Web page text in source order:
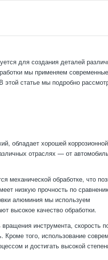
для создания деталей
мы применяем современные
этой статье мы подробно
обладает хорошей коррозионной
отраслях — от
механической обработке, что
низкую прочность по
алюминия мы используем
высокое качество обработки.
инструмента, скорость
того, использование
и достигать высокой